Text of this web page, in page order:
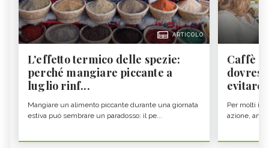
ARTICOLO
L'effetto termico delle spezie:
perché mangiare piccante a
luglio rinf...
Mangiare un alimento piccante durante una giornata
estiva può sembrare un paradosso: il pe...
Caffè
evitare
Per molti il
azione,